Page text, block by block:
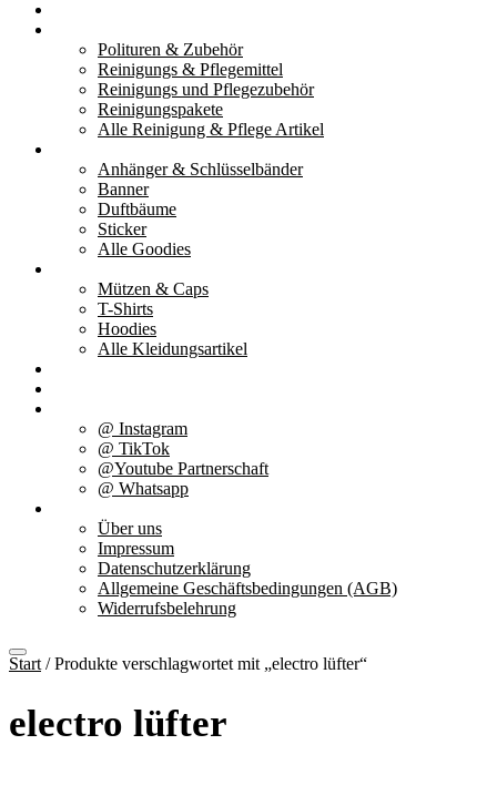
Polituren & Zubehör
Reinigungs & Pflegemittel
Reinigungs und Pflegezubehör
Reinigungspakete
Alle Reinigung & Pflege Artikel
Anhänger & Schlüsselbänder
Banner
Duftbäume
Sticker
Alle Goodies
Mützen & Caps
T-Shirts
Hoodies
Alle Kleidungsartikel
@ Instagram
@ TikTok
@Youtube Partnerschaft
@ Whatsapp
Über uns
Impressum
Datenschutzerklärung
Allgemeine Geschäftsbedingungen (AGB)
Widerrufsbelehrung
Start / Produkte verschlagwortet mit „electro lüfter“
electro lüfter